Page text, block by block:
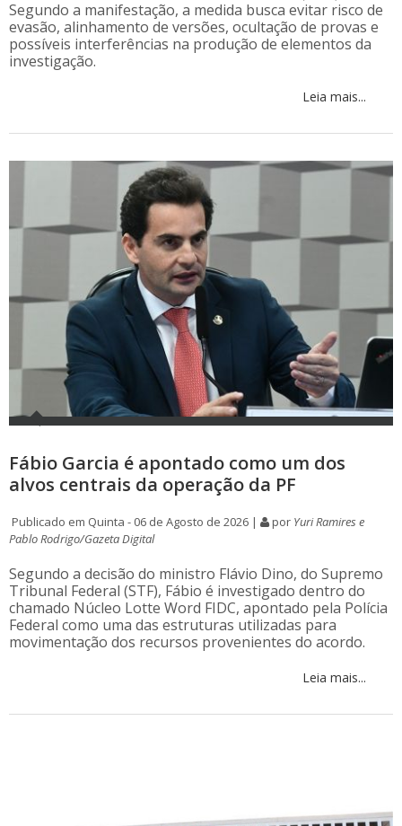
Segundo a manifestação, a medida busca evitar risco de
evasão, alinhamento de versões, ocultação de provas e
possíveis interferências na produção de elementos da
investigação.
Leia mais...
Fábio Garcia é apontado como um dos
alvos centrais da operação da PF
Publicado em Quinta - 06 de Agosto de 2026 | por Yuri Ramires e
Pablo Rodrigo/Gazeta Digital
Segundo a decisão do ministro Flávio Dino, do Supremo
Tribunal Federal (STF), Fábio é investigado dentro do
chamado Núcleo Lotte Word FIDC, apontado pela Polícia
Federal como uma das estruturas utilizadas para
movimentação dos recursos provenientes do acordo.
Leia mais...